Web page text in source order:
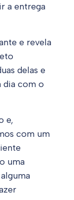
a entrega
e revela
delas e
dia com o
e,
com um
uma